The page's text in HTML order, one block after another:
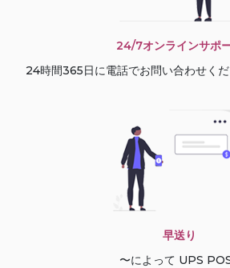
24/7オンラインサポ
24時間365日に電話でお問い合わせく
早送り
〜によって UPS